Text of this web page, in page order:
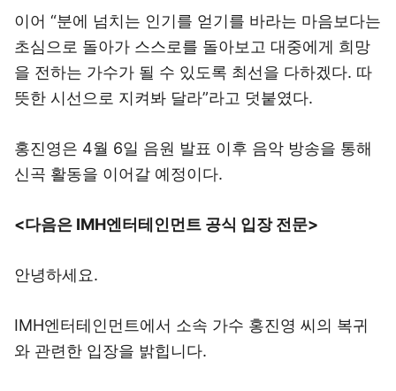
이어 “분에 넘치는 인기를 얻기를 바라는 마음보다는
초심으로 돌아가 스스로를 돌아보고 대중에게 희망
을 전하는 가수가 될 수 있도록 최선을 다하겠다. 따
뜻한 시선으로 지켜봐 달라”라고 덧붙였다.
홍진영은 4월 6일 음원 발표 이후 음악 방송을 통해
신곡 활동을 이어갈 예정이다.
<다음은 IMH엔터테인먼트 공식 입장 전문>
안녕하세요.
IMH엔터테인먼트에서 소속 가수 홍진영 씨의 복귀
와 관련한 입장을 밝힙니다.